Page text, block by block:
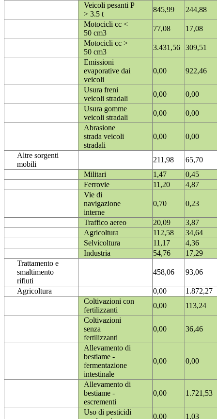
Veicoli pesanti P
> 3.5 t
845,99
244,88
Motocicli cc <
50 cm3
77,08
17,08
Motocicli cc >
50 cm3
3.431,56
309,51
Emissioni
evaporative dai
veicoli
0,00 922,46
Usura freni
veicoli stradali
0,00
0,00
Usura gomme
veicoli stradali
0,00
0,00
Abrasione
strada veicoli
stradali
0,00 0,00
Altre sorgenti
mobili
211,98
65,70
Militari
1,47
0,45
Ferrovie
11,20
4,87
Vie di
navigazione
interne
0,70 0,23
Traffico aereo 20,09
3,87
Agricoltura
112,58
34,64
Selvicoltura
11,17
4,36
Industria
54,76
17,29
Trattamento e
smaltimento
rifiuti
458,06 93,06
Agricoltura 0,00
1.872,27
Coltivazioni con
fertilizzanti
0,00
113,24
Coltivazioni
senza
fertilizzanti
0,00 36,46
Allevamento di
bestiame -
fermentazione
intestinale
0,00 0,00
Allevamento di
bestiame -
escrementi
0,00 1.721,53
Uso di pesticidi
0,00 1,03